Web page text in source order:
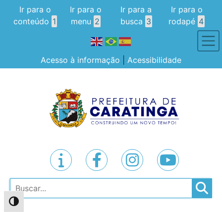
Alternar alto contraste
Ir para o
conteúdo 1
Ir para o
menu 2
Ir para a
busca 3
Ir para o
rodapé 4
Acesso à informação Acessibilidade
Pesquisar